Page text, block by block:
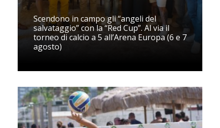
Scendono in campo gli “angeli del
salvataggio” con la “Red Cup”. Al via il
torneo di calcio a 5 all’Arena Europa (6 e 7
agosto)